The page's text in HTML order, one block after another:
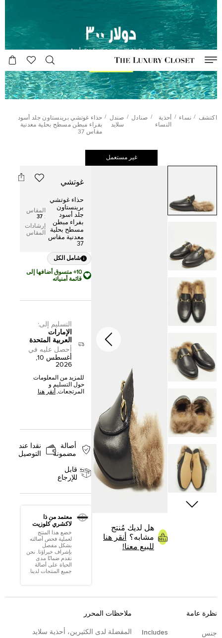
اكتشف / نساء /
أحذية
النساء
/ صنادل / صندل
سلايد
/ حذاء غوتشي برينستاون جلد أسود
بفراء مبطن مسطح بحلية معدنية
مقاس 37
غير مستعمل
هل لديك مُنتج
مشابه؟
أنقر هنا
للبيع معنا!
غوتشي
حذاء غوتشي
برينستاون
جلد أسود
بفراء مبطن
مسطح بحلية
معدنية مقاس
37
المقاس
:
37
إرشادات
المقاس
شامل الكل
10+ متسوق أضافها إلى
قائمة أمنياته
التسليم إلى:
الإمارات
العربية المتحدة
أحصل عليه في
أغسطس 10,
2026
للمزيد من المعلومات
حول التسليم و
المرتجعات, أنقر هنا
أصالة
مضمونة
نقدا عند
التوصيل
قابل
للإرجاع
معتمد من ذا
لاكشري كلوزيت
خضع هذا المنتج
لعملية فحص أصالته
بشكل مفصل
بإشراف خبراؤنا. نحن
نقدم ضمانًا مدى
الحياة على أصالة
جميع المنتجات لدينا.
نظرة عامة
جنس
Includes
ملاحظات المحرر
المفضلة لدى الكثيرين، أحذية سلايد